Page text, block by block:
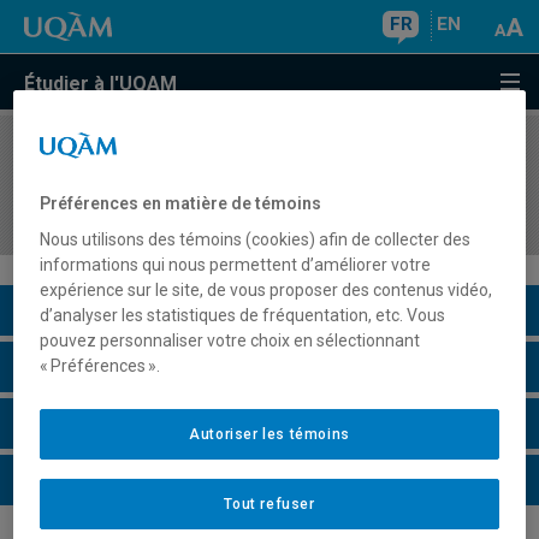
FR EN
Étudier à l'UQAM
COURS//
siècles
Description du cours
Horaire - Été 2026
Horaire - Automne 2026
Horaire - Hiver 2027
Préférences en matière de témoins
Nous utilisons des témoins (cookies) afin de collecter des
informations qui nous permettent d’améliorer votre
expérience sur le site, de vous proposer des contenus vidéo,
d’analyser les statistiques de fréquentation, etc. Vous
pouvez personnaliser votre choix en sélectionnant
« Préférences ».
Tout refuser
Autoriser les témoins